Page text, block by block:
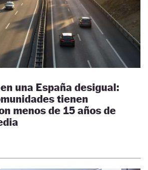
una España desigual:
tienen
menos de 15 años de